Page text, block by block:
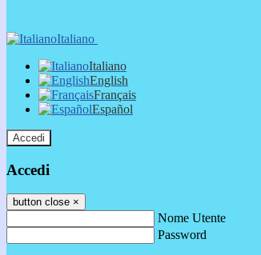
Italiano
Italiano
English
Français
Español
Accedi
Accedi
button close ×
Nome Utente
Password